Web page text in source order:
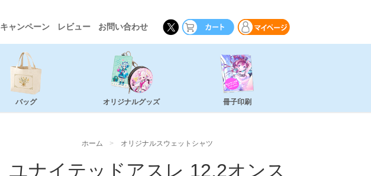
キャンペーン レビュー お問い合わせ
バッグ オリジナルグッズ 冊子印刷
ホーム オリジナルスウェットシャツ
ユナイテッドアスレ 12.2オンス